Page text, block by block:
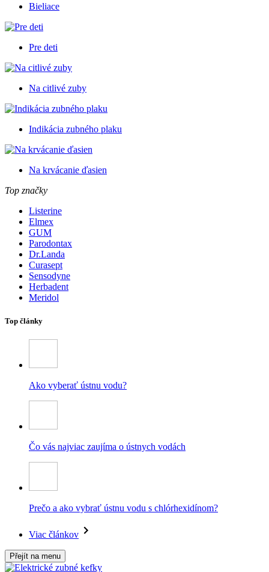
Bieliace
Pre deti
Na citlivé zuby
Indikácia zubného plaku
Na krvácanie ďasien
Top značky
Listerine
Elmex
GUM
Parodontax
Dr.Landa
Curasept
Sensodyne
Herbadent
Meridol
Top články
Ako vyberať ústnu vodu?
Čo vás najviac zaujíma o ústnych vodách
Prečo a ako vybrať ústnu vodu s chlórhexidínom?
Viac článkov
Přejít na menu